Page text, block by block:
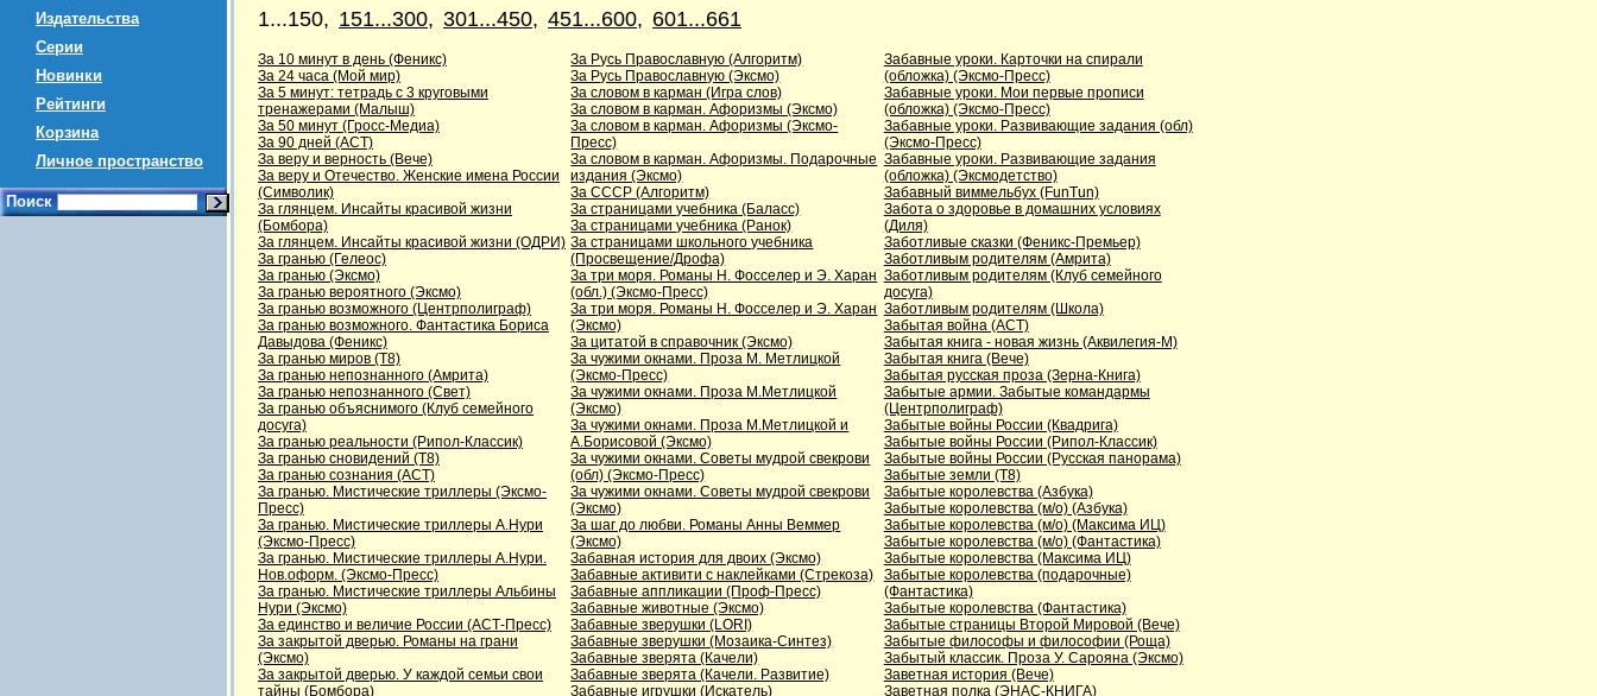
Издательства
Серии
Новинки
Рейтинги
Корзина
Личное пространство
Поиск
1...150, 151...300, 301...450, 451...600, 601...661
За 10 минут в день (Феникс)
За 24 часа (Мой мир)
За 5 минут: тетрадь с 3 круговыми
тренажерами (Малыш)
За 50 минут (Гросс-Медиа)
За 90 дней (АСТ)
За веру и верность (Вече)
За веру и Отечество. Женские имена России
(Символик)
За глянцем. Инсайты красивой жизни
(Бомбора)
За глянцем. Инсайты красивой жизни (ОДРИ)
За гранью (Гелеос)
За гранью (Эксмо)
За гранью вероятного (Эксмо)
За гранью возможного (Центрполиграф)
За гранью возможного. Фантастика Бориса
Давыдова (Феникс)
За гранью миров (Т8)
За гранью непознанного (Амрита)
За гранью непознанного (Свет)
За гранью объяснимого (Клуб семейного
досуга)
За гранью реальности (Рипол-Классик)
За гранью сновидений (Т8)
За гранью сознания (АСТ)
За гранью. Мистические триллеры (Эксмо-
Пресс)
За гранью. Мистические триллеры А.Нури
(Эксмо-Пресс)
За гранью. Мистические триллеры А.Нури.
Нов.оформ. (Эксмо-Пресс)
За гранью. Мистические триллеры Альбины
Нури (Эксмо)
За единство и величие России (АСТ-Пресс)
За закрытой дверью. Романы на грани
(Эксмо)
За закрытой дверью. У каждой семьи свои
тайны (Бомбора)
За Русь Православную (Алгоритм)
За Русь Православную (Эксмо)
За словом в карман (Игра слов)
За словом в карман. Афоризмы (Эксмо)
За словом в карман. Афоризмы (Эксмо-
Пресс)
За словом в карман. Афоризмы. Подарочные
издания (Эксмо)
За СССР (Алгоритм)
За страницами учебника (Баласс)
За страницами учебника (Ранок)
За страницами школьного учебника
(Просвещение/Дрофа)
За три моря. Романы Н. Фосселер и Э. Харан
(обл.) (Эксмо-Пресс)
За три моря. Романы Н. Фосселер и Э. Харан
(Эксмо)
За цитатой в справочник (Эксмо)
За чужими окнами. Проза М. Метлицкой
(Эксмо-Пресс)
За чужими окнами. Проза М.Метлицкой
(Эксмо)
За чужими окнами. Проза М.Метлицкой и
А.Борисовой (Эксмо)
За чужими окнами. Советы мудрой свекрови
(обл) (Эксмо-Пресс)
За чужими окнами. Советы мудрой свекрови
(Эксмо)
За шаг до любви. Романы Анны Веммер
(Эксмо)
Забавная история для двоих (Эксмо)
Забавные активити с наклейками (Стрекоза)
Забавные аппликации (Проф-Пресс)
Забавные животные (Эксмо)
Забавные зверушки (LORI)
Забавные зверушки (Мозаика-Синтез)
Забавные зверята (Качели)
Забавные зверята (Качели. Развитие)
Забавные игрушки (Искатель)
Забавные уроки. Карточки на спирали
(обложка) (Эксмо-Пресс)
Забавные уроки. Мои первые прописи
(обложка) (Эксмо-Пресс)
Забавные уроки. Развивающие задания (обл)
(Эксмо-Пресс)
Забавные уроки. Развивающие задания
(обложка) (Эксмодетство)
Забавный виммельбух (FunTun)
Забота о здоровье в домашних условиях
(Диля)
Заботливые сказки (Феникс-Премьер)
Заботливым родителям (Амрита)
Заботливым родителям (Клуб семейного
досуга)
Заботливым родителям (Школа)
Забытая война (АСТ)
Забытая книга - новая жизнь (Аквилегия-М)
Забытая книга (Вече)
Забытая русская проза (Зерна-Книга)
Забытые армии. Забытые командармы
(Центрполиграф)
Забытые войны России (Квадрига)
Забытые войны России (Рипол-Классик)
Забытые войны России (Русская панорама)
Забытые земли (Т8)
Забытые королевства (Азбука)
Забытые королевства (м/о) (Азбука)
Забытые королевства (м/о) (Максима ИЦ)
Забытые королевства (м/о) (Фантастика)
Забытые королевства (Максима ИЦ)
Забытые королевства (подарочные)
(Фантастика)
Забытые королевства (Фантастика)
Забытые страницы Второй Мировой (Вече)
Забытые философы и философии (Роща)
Забытый классик. Проза У. Сарояна (Эксмо)
Заветная история (Вече)
Заветная полка (ЭНАС-КНИГА)